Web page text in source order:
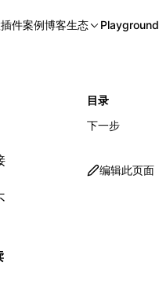
插件案例博客生态 Playground
目录
下一步
编辑此页面